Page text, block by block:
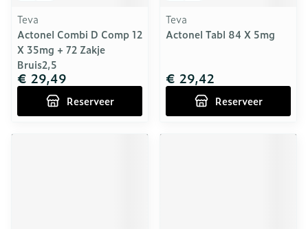
Teva
Actonel Combi D Comp 12
X 35mg + 72 Zakje
Bruis2,5
€ 29,49
Reserveer
Teva
Actonel Tabl 84 X 5mg
€ 29,42
Reserveer